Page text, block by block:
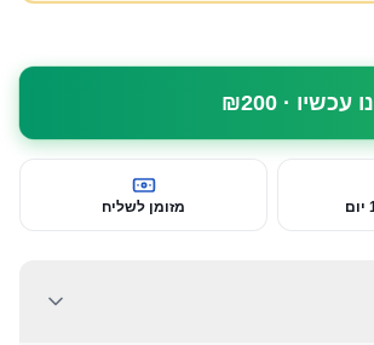
עכשיו · ₪ 200
מזומן לשליח